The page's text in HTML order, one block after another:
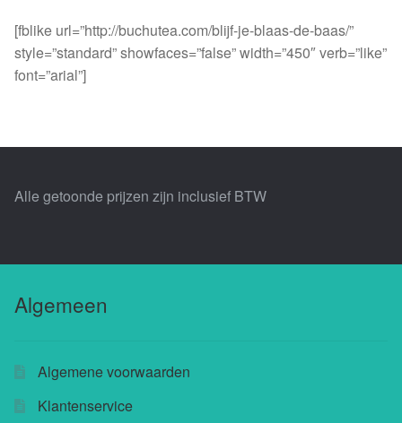
[fblike url=”http://buchutea.com/blijf-je-blaas-de-baas/”
style=”standard” showfaces=”false” width=”450″ verb=”like”
font=”arial”]
Alle getoonde prijzen zijn inclusief BTW
Algemeen
Algemene voorwaarden
Klantenservice